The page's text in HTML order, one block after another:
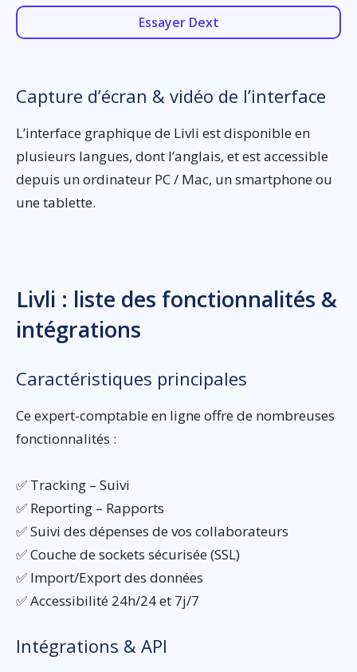
Essayer Dext
Capture d’écran & vidéo de l’interface
L’interface graphique de Livli est disponible en
plusieurs langues, dont l’anglais, et est accessible
depuis un ordinateur PC / Mac, un smartphone ou
une tablette.
Livli : liste des fonctionnalités &
intégrations
Caractéristiques principales
Ce expert-comptable en ligne offre de nombreuses
fonctionnalités :
✅ Tracking – Suivi
✅ Reporting – Rapports
✅ Suivi des dépenses de vos collaborateurs
✅ Couche de sockets sécurisée (SSL)
✅ Import/Export des données
✅ Accessibilité 24h/24 et 7j/7
Intégrations & API